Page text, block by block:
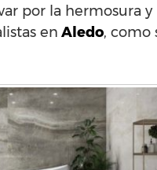
por la hermosura
en Aledo, como